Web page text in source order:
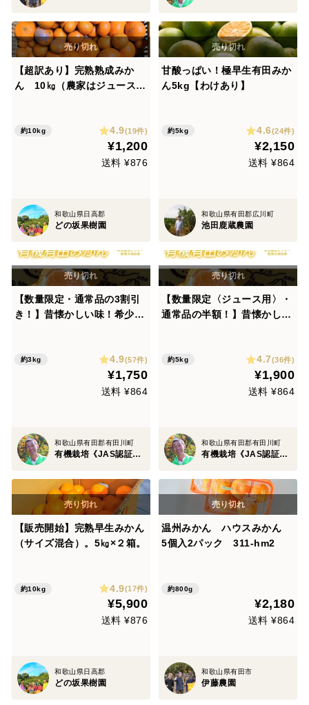
【超訳あり】完熟熟成みか
ん 10㎏（農家はジュース等
約10kg 4.9(19件)
¥1,200
送料 ¥876
和歌山県日高郡
どの坂果樹園
甘酸っぱい！極早生有田みか
ん5kg【わけあり】
約5kg 4.6(24件)
¥2,150
送料 ¥864
和歌山県有田郡広川町
池田鹿蔵農園
【数量限定・通常品の3割引
き！】昔懐かしい味！希少な
規格外.小玉〈3Sサイズ〉・
約3kg 4.9(57件)
¥1,750
送料 ¥864
和歌山県有田郡有田川町
有機栽培《JAS認証》農家・ 古果園 （こかえん）
【数量限定〈ジュース用〉・
通常品の半額！】昔懐かしい
証みかん】規格外.外観（見た
目が悪い）・サイズ混合・お
約5kg 4.7(36件)
¥1,900
送料 ¥864
和歌山県有田郡有田川町
有機栽培《JAS認証》農家・ 古果園 （こかえん）
【販売開始】完熟早生みかん
（サイズ混合）。5㎏×２箱。
約10kg 4.9(17件)
¥5,900
送料 ¥876
和歌山県日高郡
どの坂果樹園
温州みかん ハウスみかん
5個入2パック 311-hm2
約800g
¥2,180
送料 ¥864
和歌山県有田市
伊藤農園